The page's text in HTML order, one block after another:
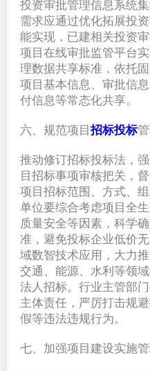
投资审批管理信息系统
需求应通过优化拓展投
能实现，已建相关投资
项目在线审批监管平台
理数据共享标准，依托
项目基本信息、审批信
付信息等常态化共享。
六、规范项目 招标投标
推动修订招标投标法，
目招标事项审核把关，
项目招标范围、方式、
单位要综合考虑项目全
质量安全等因素，科学
准，避免投标企业低价
域数智技术应用，大力
交通、能源、水利等领
法人招标。行业主管部
主体责任，严厉打击规
假等违法违规行为。
七、加强项目建设实施